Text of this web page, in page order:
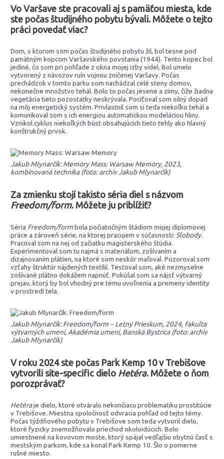
Vo Varšave ste pracovali aj s pamäťou miesta, kde
ste počas študijného pobytu bývali. Môžete o tejto
práci povedať viac?
Dom, v ktorom som počas študijného pobytu žil, bol tesne pod
pamätným kopcom Varšavského povstania (1944). Tento kopec bol
jediné, čo som pri pohľade z okna mojej izby videl. Bol umelo
vytvorený z návozov ruín vojnou zničenej Varšavy. Počas
prechádzok v tomto parku som nachádzal celé steny domov,
nekonečne množstvo tehál. Bolo to počas jesene a zimy, čiže žiadna
vegetácia tieto pozostatky neskrývala. Pociťoval som silný dopad
na môj energetický systém. Privlastnil som si teda niekoľko tehál a
komunikoval som s ich energiou automatickou modeláciou hliny.
Vznikol cyklus niekoľkých búst obsahujúcich tieto tehly ako hlavný
konštrukčný prvok.
Jakub Mlynarčík: Memory Mass: Warsaw Memory, 2023,
kombinovaná technika (foto: archív Jakub Mlynarčík)
Za zmienku stojí takisto séria diel s názvom
Freedom/form. Môžete ju priblížiť?
Séria Freedom/formbola počiatočným štádiom mojej diplomovej
práce a zároveň série, na ktorej pracujem v súčasnosti: Slobody.
Pracoval som na nej od začiatku magisterského štúdia.
Experimentoval som tu najmä s materiálom, zošívaním a
dizajnovaním plátien, na ktoré som neskôr maľoval. Pozoroval som
vzťahy štruktúr nájdených textílií. Testoval som, aké nezmyselne
zošívané plátno dokážem napnúť. Pokúšal som sa nájsť výtvarný
prejav, ktorý by bol vhodný pre tému uvoľnenia a premeny identity
v prostredí tela.
Jakub Mlynarčík: Freedom/form – Letný Prieskum, 2024, Fakulta
výtvarných umení, Akadémia umení, Banská Bystrica (foto: archív
Jakub Mlynarčík)
V roku 2024 ste počas Park Kemp 10 v Trebišove
vytvorili site-specific dielo Hetéra. Môžete o ňom
porozprávať?
Hetéraje dielo, ktoré otváralo nekončiacu problematiku prostitúcie
v Trebišove. Miestna spoločnosť odvracia pohľad od tejto témy.
Počas týždňového pobytu v Trebišove som teda vytvoril dielo,
ktoré fyzicky znemožňovalo priechod okoloidúcich. Bolo
umiestnené na kovovom moste, ktorý spájal vedľajšiu obytnú časť s
mestským parkom, kde sa konal Park Kemp 10. Šlo o pomerne
rušné miesto.